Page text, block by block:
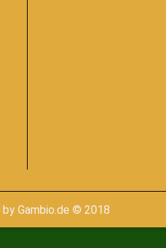
by Gambio.de © 2018